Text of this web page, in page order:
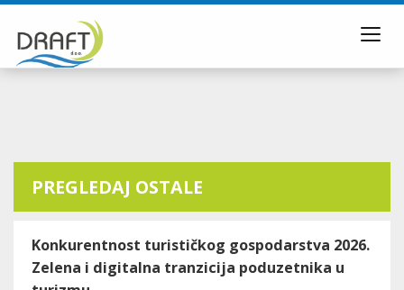
PREGLEDAJ OSTALE
Konkurentnost turističkog gospodarstva 2026.
Zelena i digitalna tranzicija poduzetnika u